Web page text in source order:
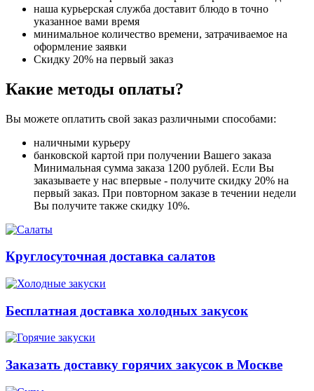
наша курьерская служба доставит блюдо в точно
указанное вами время
минимальное количество времени, затрачиваемое на
оформление заявки
Скидку 20% на первый заказ
Какие методы оплаты?
Вы можете оплатить свой заказ различными способами:
наличными курьеру
банковской картой при получении Вашего заказа
Минимальная сумма заказа 1200 рублей. Если Вы
заказываете у нас впервые - получите скидку 20% на
первый заказ. При повторном заказе в течении недели
Вы получите также скидку 10%.
Круглосуточная доставка салатов
Бесплатная доставка холодных закусок
Заказать доставку горячих закусок в Москве